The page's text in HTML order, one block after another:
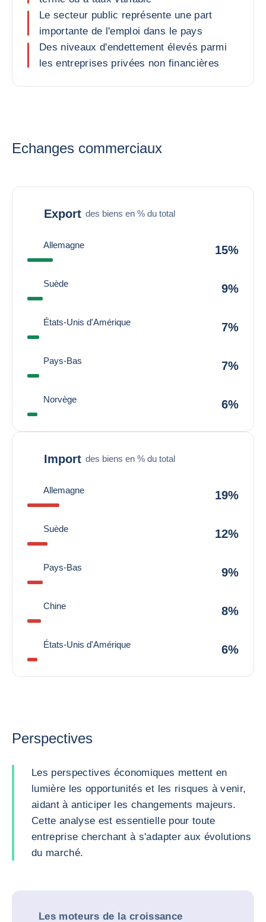
Le secteur public représente une part
importante de l'emploi dans le pays
Des niveaux d'endettement élevés parmi
les entreprises privées non financières
Echanges commerciaux
Export des biens en % du total
Allemagne 15%
Suède 9%
États-Unis d'Amérique 7%
Pays-Bas 7%
Norvège 6%
Import des biens en % du total
Allemagne 19%
Suède 12%
Pays-Bas 9%
Chine 8%
États-Unis d'Amérique 6%
Perspectives
Les perspectives économiques mettent en
lumière les opportunités et les risques à venir,
aidant à anticiper les changements majeurs.
Cette analyse est essentielle pour toute
entreprise cherchant à s'adapter aux évolutions
du marché.
Les moteurs de la croissance